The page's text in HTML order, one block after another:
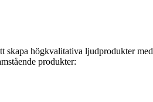
skapa högkvalitativa ljudprodukter
produkter: